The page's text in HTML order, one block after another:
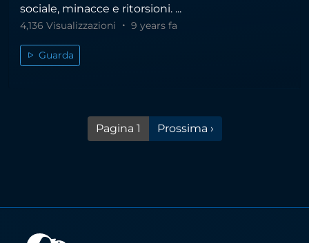
sociale, minacce e ritorsioni. ...
4,136 Visualizzazioni 9 years fa
Guarda
Pagina 1 Pagina successiva
Prossima ›